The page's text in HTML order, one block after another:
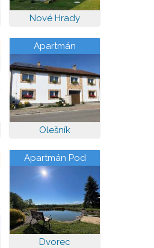
Nové Hrady
Apartmán
Olešník
Apartmán Pod
Borovanským
Dvorec